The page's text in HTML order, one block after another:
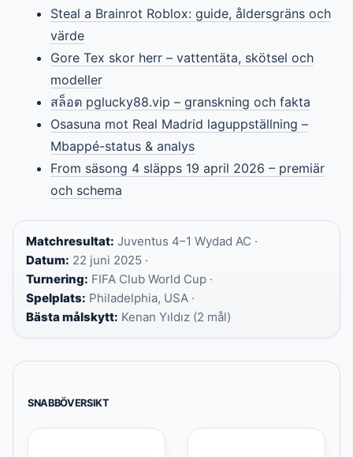
Steal a Brainrot Roblox: guide, åldersgräns och
värde
Gore Tex skor herr – vattentäta, skötsel och
modeller
สล็อต pglucky88.vip – granskning och fakta
Osasuna mot Real Madrid laguppställning –
Mbappé-status & analys
From säsong 4 släpps 19 april 2026 – premiär
och schema
Matchresultat: Juventus 4–1 Wydad AC ·
Datum: 22 juni 2025 ·
Turnering: FIFA Club World Cup ·
Spelplats: Philadelphia, USA ·
Bästa målskytt: Kenan Yıldız (2 mål)
SNABBÖVERSIKT